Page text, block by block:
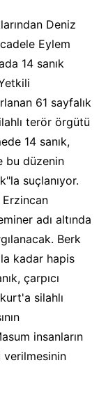
Deniz
Eylem
14 sanık
61 sayfalık
terör örgütü
14 sanık,
bu düzenin
suçlanıyor.
Erzincan
adı altında
Berk
kadar hapis
çarpıcı
silahlı
insanların